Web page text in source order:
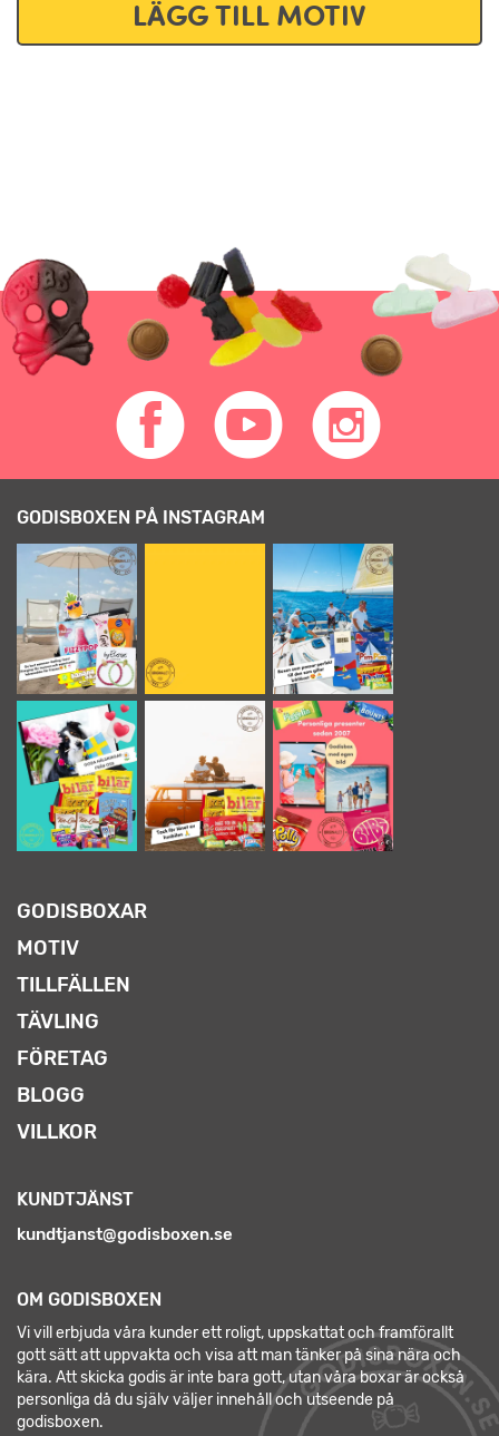
LÄGG TILL MOTIV
GODISBOXEN PÅ INSTAGRAM
GODISBOXAR
MOTIV
TILLFÄLLEN
TÄVLING
FÖRETAG
BLOGG
VILLKOR
KUNDTJÄNST
kundtjanst@godisboxen.se
OM GODISBOXEN
Vi vill erbjuda våra kunder ett roligt, uppskattat och framförallt
gott sätt att uppvakta och visa att man tänker på sina nära och
kära. Att skicka godis är inte bara gott, utan våra boxar är också
personliga då du själv väljer innehåll och utseende på
godisboxen.